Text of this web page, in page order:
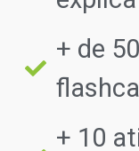
+ de
+ 10